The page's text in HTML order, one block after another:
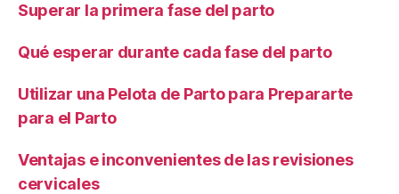
Superar la primera fase del parto
Qué esperar durante cada fase del parto
Utilizar una Pelota de Parto para Prepararte
para el Parto
Ventajas e inconvenientes de las revisiones
cervicales